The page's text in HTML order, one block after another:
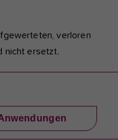
verloren
nicht ersetzt.